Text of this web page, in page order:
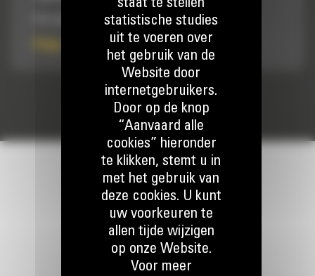
Voor gebruik in zware toepassingen.
Prijs op aanvraag
HOUD CONTACT
staat te stellen
statistische studies
uit te voeren over
het gebruik van de
Website door
internetgebruikers.
Door op de knop
“Aanvaard alle
cookies” hieronder
te klikken, stemt u in
met het gebruik van
deze cookies. U kunt
uw voorkeuren te
allen tijde wijzigen
op onze Website.
Voor meer